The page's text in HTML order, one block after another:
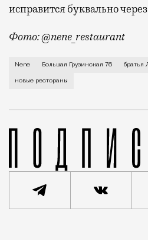
исправится буквально
Фото: @nene_restaurant
Ресторан современной
Nene Большая Грузинская 76 братья
новые рестораны